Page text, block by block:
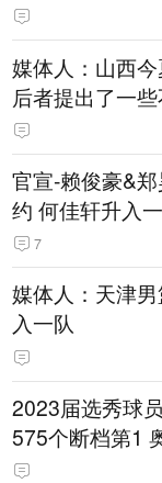
媒体人：山西
后者提出了一
官宣-赖俊豪&
约 何佳轩升入
7
媒体人：天津
入一队
2023届选秀球
575个断档第1